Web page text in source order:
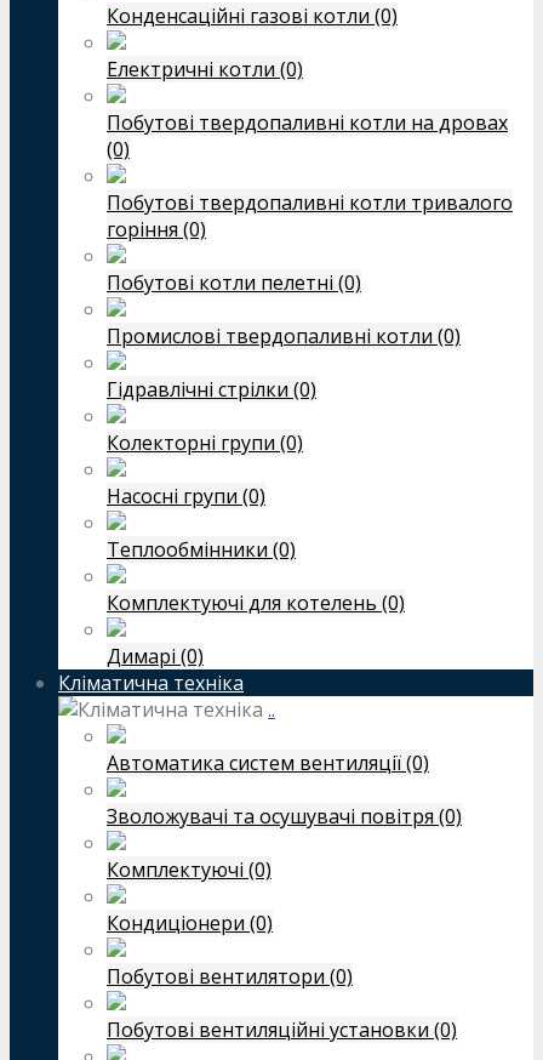
Конденсаційні газові котли (0)
Електричні котли (0)
Побутові твердопаливні котли на дровах
(0)
Побутові твердопаливні котли тривалого
горіння (0)
Побутові котли пелетні (0)
Промислові твердопаливні котли (0)
Гідравлічні стрілки (0)
Колекторні групи (0)
Насосні групи (0)
Теплообмінники (0)
Комплектуючі для котелень (0)
Димарі (0)
Кліматична техніка
..
Автоматика систем вентиляції (0)
Зволожувачі та осушувачі повітря (0)
Комплектуючі (0)
Кондиціонери (0)
Побутові вентилятори (0)
Побутові вентиляційні установки (0)